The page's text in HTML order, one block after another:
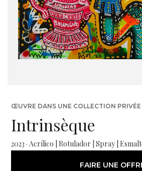
ŒUVRE DANS UNE COLLECTION PRIVÉE
Intrinsèque
2023 · Acrílico | Rotulador | Spray |
FAIRE UNE